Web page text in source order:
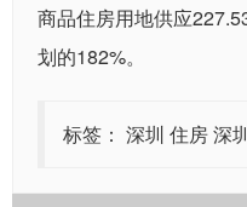
商品住房用地供应
划的182%。
标签： 深圳 住房深